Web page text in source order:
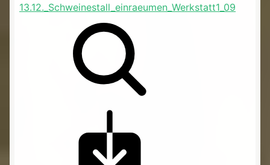
13.12._Schweinestall_einraeumen_Werkstatt1_09